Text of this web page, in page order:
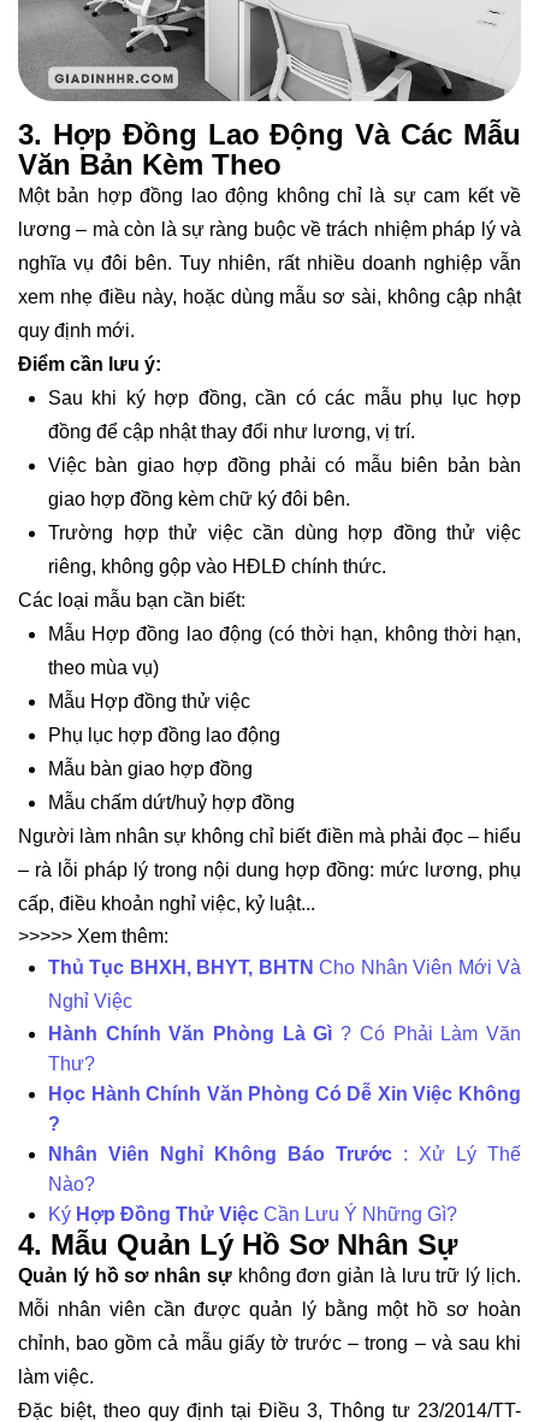
3. Hợp Đồng Lao Động Và Các Mẫu
Văn Bản Kèm Theo
Một bản hợp đồng lao động không chỉ là sự cam kết về
lương – mà còn là sự ràng buộc về trách nhiệm pháp lý và
nghĩa vụ đôi bên. Tuy nhiên, rất nhiều doanh nghiệp vẫn
xem nhẹ điều này, hoặc dùng mẫu sơ sài, không cập nhật
quy định mới.
Điểm cần lưu ý:
Sau khi ký hợp đồng, cần có các mẫu phụ lục hợp
đồng để cập nhật thay đổi như lương, vị trí.
Việc bàn giao hợp đồng phải có mẫu biên bản bàn
giao hợp đồng kèm chữ ký đôi bên.
Trường hợp thử việc cần dùng hợp đồng thử việc
riêng, không gộp vào HĐLĐ chính thức.
Các loại mẫu bạn cần biết:
Mẫu Hợp đồng lao động (có thời hạn, không thời hạn,
theo mùa vụ)
Mẫu Hợp đồng thử việc
Phụ lục hợp đồng lao động
Mẫu bàn giao hợp đồng
Mẫu chấm dứt/huỷ hợp đồng
Người làm nhân sự không chỉ biết điền mà phải đọc – hiểu
– rà lỗi pháp lý trong nội dung hợp đồng: mức lương, phụ
cấp, điều khoản nghỉ việc, kỷ luật...
>>>>> Xem thêm:
Thủ Tục BHXH, BHYT, BHTN Cho Nhân Viên Mới Và
Nghỉ Việc
Hành Chính Văn Phòng Là Gì ? Có Phải Làm Văn
Thư?
Học Hành Chính Văn Phòng Có Dễ Xin Việc Không
?
Nhân Viên Nghỉ Không Báo Trước : Xử Lý Thế
Nào?
Ký Hợp Đồng Thử Việc Cần Lưu Ý Những Gì?
4. Mẫu Quản Lý Hồ Sơ Nhân Sự
Quản lý hồ sơ nhân sựkhông đơn giản là lưu trữ lý lịch.
Mỗi nhân viên cần được quản lý bằng một hồ sơ hoàn
chỉnh, bao gồm cả mẫu giấy tờ trước – trong – và sau khi
làm việc.
Đặc biệt, theo quy định tại Điều 3, Thông tư 23/2014/TT-